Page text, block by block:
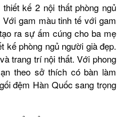
kế 2 nội thất phòng ngủ
gam màu tinh tế với gam
ra sự ấm cúng cho ba mẹ
kế phòng ngủ người già đẹp.
trang trí nội thất. Với phong
theo sở thích có bàn làm
đệm Hàn Quốc sang trọng